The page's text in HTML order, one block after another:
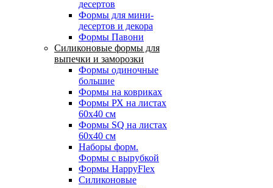
десертов
Формы для мини-
десертов и декора
Формы Павони
Силиконовые формы для
выпечки и заморозки
Формы одиночные
большие
Формы на ковриках
Формы РХ на листах
60х40 см
Формы SQ на листах
60х40 см
Наборы форм.
Формы с вырубкой
Формы HappyFlex
Силиконовые